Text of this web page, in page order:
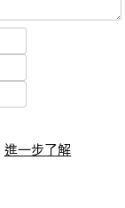
進一步了解